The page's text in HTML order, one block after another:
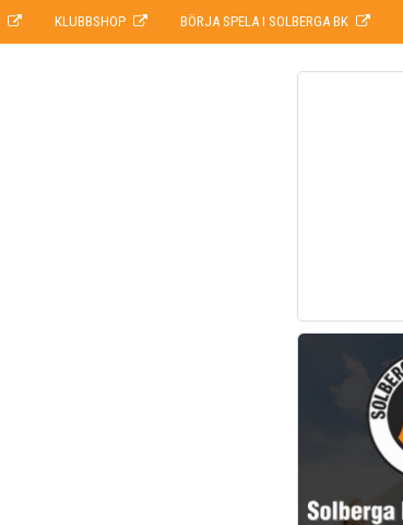
KLUBBSHOP BÖRJA SPELA I SOLBERGA BK